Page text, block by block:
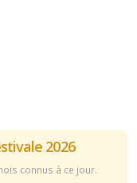
2026
connus à ce jour.